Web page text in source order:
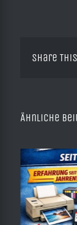
Share
Ähnliche